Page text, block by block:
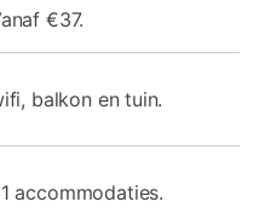
€37.
balkon en tuin.
accommodaties.